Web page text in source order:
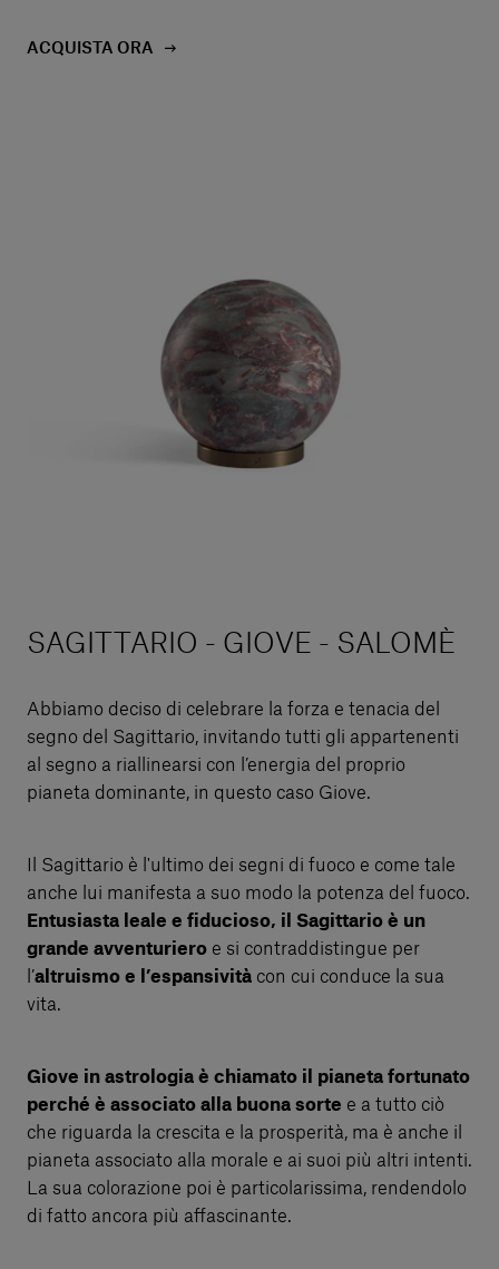
ACQUISTA ORA
SAGITTARIO - GIOVE - SALOMÈ
Abbiamo deciso di celebrare la forza e tenacia del
segno del Sagittario, invitando tutti gli appartenenti
al segno a riallinearsi con l’energia del proprio
pianeta dominante, in questo caso Giove.
Il Sagittario è l'ultimo dei segni di fuoco e come tale
anche lui manifesta a suo modo la potenza del fuoco.
Entusiasta leale e fiducioso, il Sagittario è un
grande avventuriero e si contraddistingue per
l’altruismo e l’espansività con cui conduce la sua
vita.
Giove in astrologia è chiamato il pianeta fortunato
perché è associato alla buona sorte e a tutto ciò
che riguarda la crescita e la prosperità, ma è anche il
pianeta associato alla morale e ai suoi più altri intenti.
La sua colorazione poi è particolarissima, rendendolo
di fatto ancora più affascinante.